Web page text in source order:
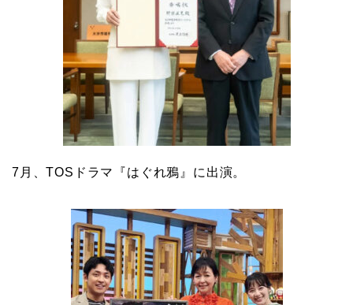
7月、TOSドラマ『はぐれ鴉』に出演。